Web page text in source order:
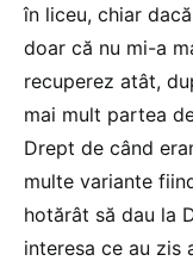
în liceu, chiar
doar că nu mi-a
recuperez atât,
mai mult partea
Drept de când
multe variante
hotărât să dau la
interesa ce au zis